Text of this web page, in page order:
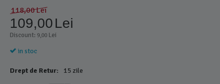
118,00Lei
109,00Lei
Discount: 9,00 Lei
in stoc
Drept de Retur: 15 zile